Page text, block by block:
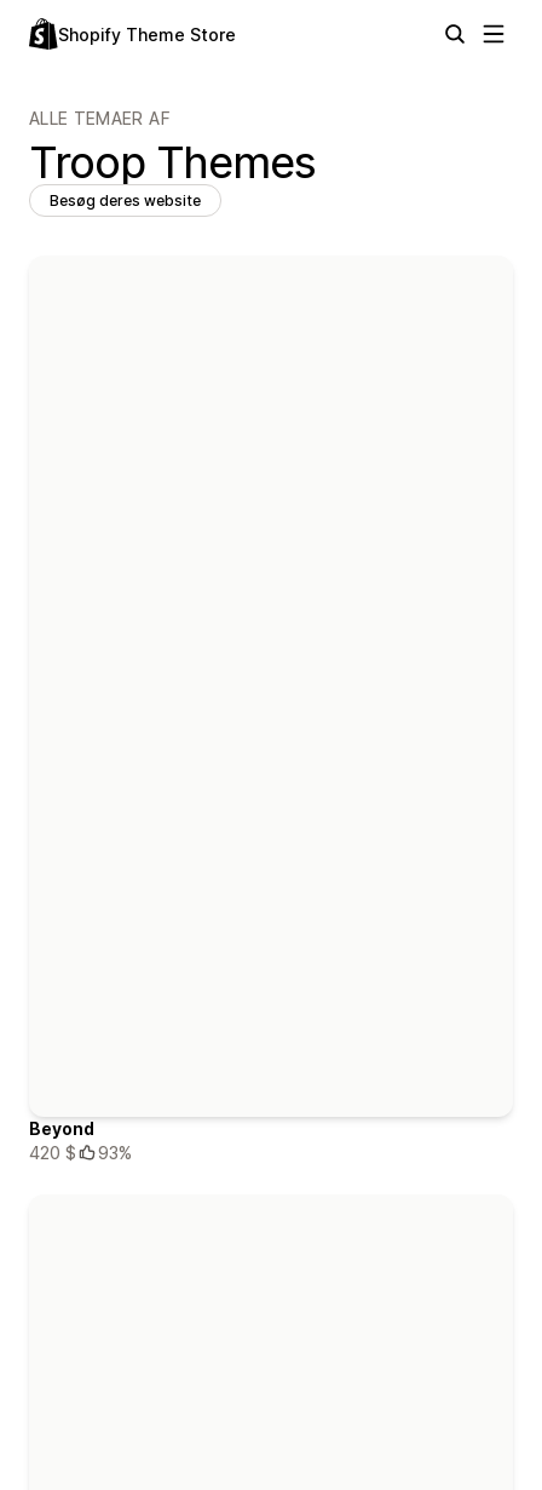
Shopify Theme Store
ALLE TEMAER AF
Troop Themes
Besøg deres website
Beyond
420 $
93%